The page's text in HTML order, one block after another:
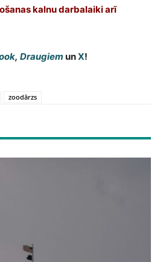
kalnu darbalaiki arī
, Draugiem unX!
zoodārzs